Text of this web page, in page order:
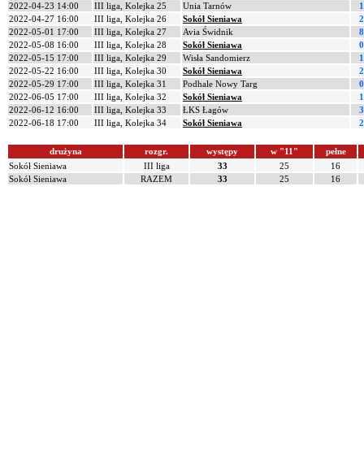
2022-04-23 14:00
III liga, Kolejka 25 Unia Tarnów
2022-04-27 16:00
III liga, Kolejka 26 Sokół Sieniawa
2022-05-01 17:00
III liga, Kolejka 27 Avia Świdnik
2022-05-08 16:00
III liga, Kolejka 28 Sokół Sieniawa
2022-05-15 17:00
III liga, Kolejka 29 Wisła Sandomierz
2022-05-22 16:00
III liga, Kolejka 30 Sokół Sieniawa
2022-05-29 17:00
III liga, Kolejka 31 Podhale Nowy Targ
2022-06-05 17:00
III liga, Kolejka 32 Sokół Sieniawa
2022-06-12 16:00
III liga, Kolejka 33 ŁKS Łagów
2022-06-18 17:00
III liga, Kolejka 34 Sokół Sieniawa
drużyna rozgr. występy w "11"
pełne
Sokół Sieniawa
III liga 33 25
16
Sokół Sieniawa
RAZEM 33 25 16